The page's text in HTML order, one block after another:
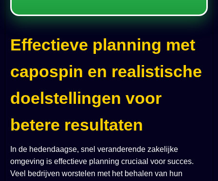
Effectieve planning met
capospin en realistische
doelstellingen voor
betere resultaten
In de hedendaagse, snel veranderende zakelijke
omgeving is effectieve planning cruciaal voor succes.
Veel bedrijven worstelen met het behalen van hun